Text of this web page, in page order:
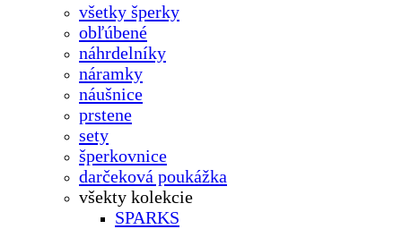
všetky šperky
obľúbené
náhrdelníky
náramky
náušnice
prstene
sety
šperkovnice
darčeková poukážka
všekty kolekcie
SPARKS